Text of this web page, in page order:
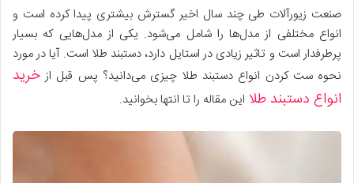
صنعت زیورآلات طی چند سال اخیر گسترش بیشتری پیدا کرده است و
انواع مختلفی از مدل‌ها را شامل می‌شود. یکی از مدل‌هایی که بسیار
پرطرفدار است و تاثیر زیادی در استایل دارد، دستبند طلا است. آیا در مورد
نحوه ست کردن انواع دستبند طلا چیزی می‌دانید؟ پس قبل از خرید
انواع دستبند طلا این مقاله را تا انتها بخوانید.